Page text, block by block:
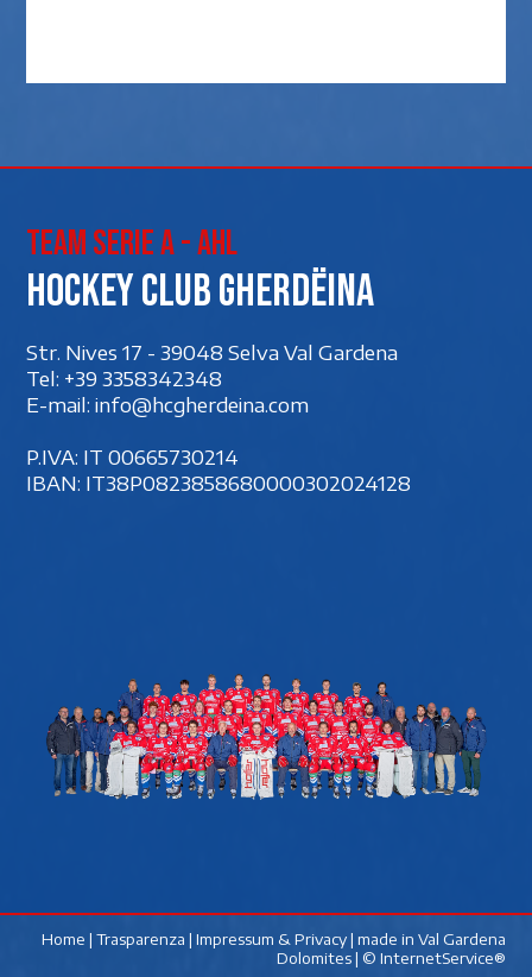
Team Serie A - AHL
Hockey club Gherdëina
Str. Nives 17 - 39048 Selva Val Gardena
Tel: +39 3358342348
E-mail: info@hcgherdeina.com
P.IVA: IT 00‍665730214
IBAN: IT38P0823858680000302024128
Home | Trasparenza | Impressum & Privacy| made in Val Gardena
Dolomites| © InternetService®